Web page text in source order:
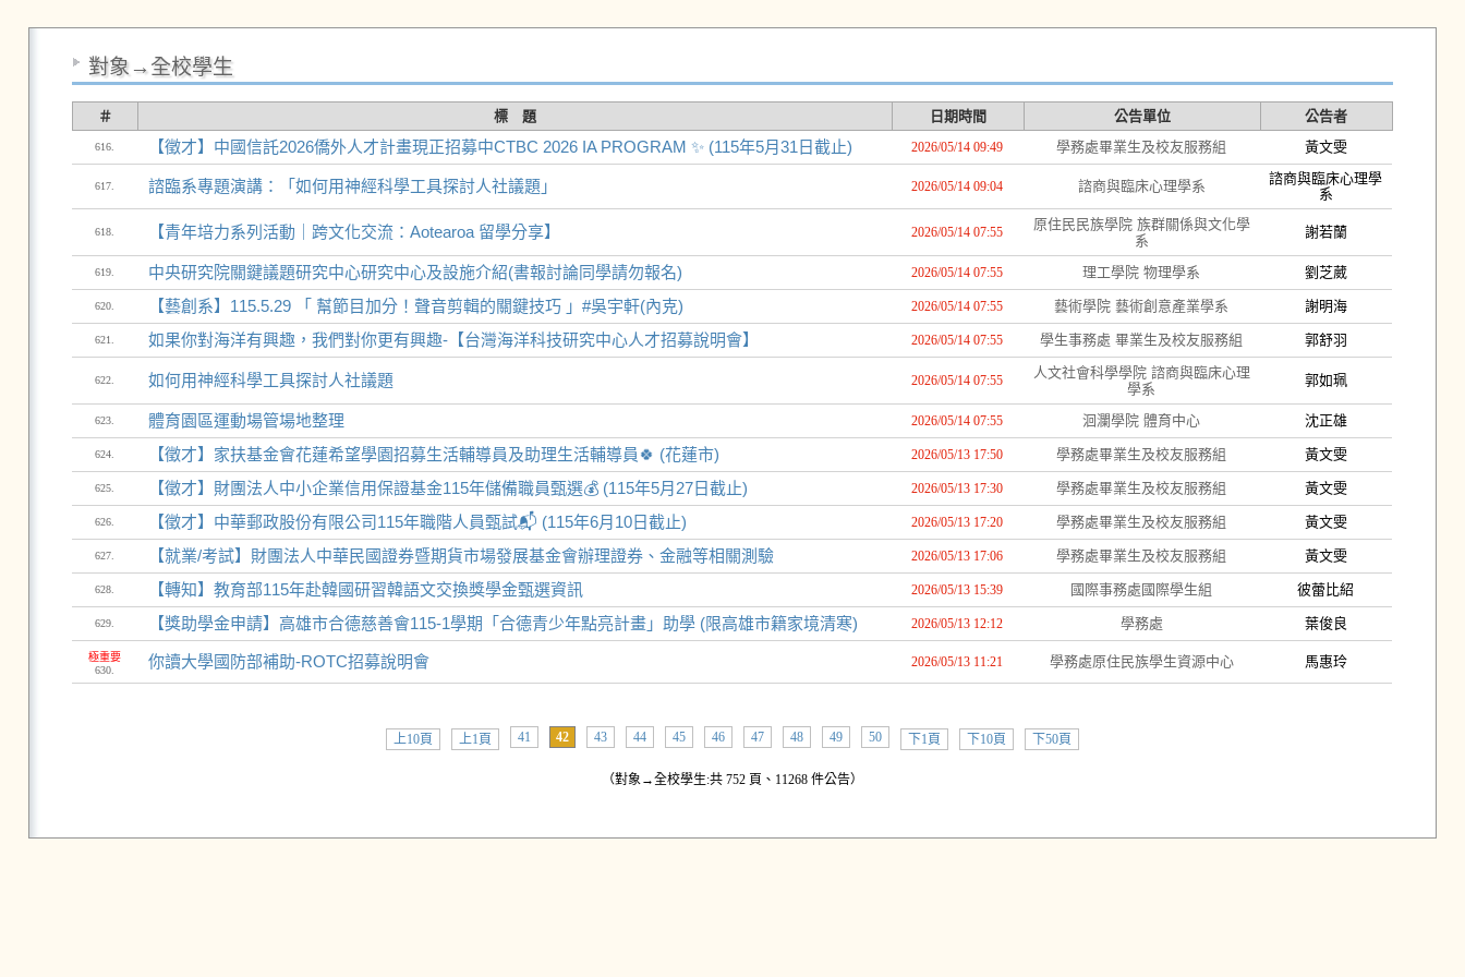
對象→全校學生
＃ 標 題 日期時間 公告單位 公告者
616. 【徵才】中國信託2026僑外人才計畫現正招募中CTBC 2026 IA PROGRAM ✨ (115年5月31日截止) 2026/05/14 09:49 學務處畢業生及校友服務組 黃文雯
617. 諮臨系專題演講：「如何用神經科學工具探討人社議題」 2026/05/14 09:04 諮商與臨床心理學系
諮商與臨床心理學
系
618. 【青年培力系列活動｜跨文化交流：Aotearoa 留學分享】 2026/05/14 07:55
原住民民族學院 族群關係與文化學
系
謝若蘭
619. 中央研究院關鍵議題研究中心研究中心及設施介紹(書報討論同學請勿報名) 2026/05/14 07:55 理工學院 物理學系 劉芝葳
620. 【藝創系】115.5.29 「 幫節目加分！聲音剪輯的關鍵技巧 」#吳宇軒(內克) 2026/05/14 07:55 藝術學院 藝術創意產業學系 謝明海
621. 如果你對海洋有興趣，我們對你更有興趣-【台灣海洋科技研究中心人才招募說明會】 2026/05/14 07:55 學生事務處 畢業生及校友服務組 郭舒羽
622. 如何用神經科學工具探討人社議題 2026/05/14 07:55
人文社會科學學院 諮商與臨床心理
學系
郭如珮
623. 體育園區運動場管場地整理 2026/05/14 07:55 洄瀾學院 體育中心 沈正雄
624. 【徵才】家扶基金會花蓮希望學園招募生活輔導員及助理生活輔導員🍀 (花蓮市) 2026/05/13 17:50 學務處畢業生及校友服務組 黃文雯
625. 【徵才】財團法人中小企業信用保證基金115年儲備職員甄選💰️ (115年5月27日截止) 2026/05/13 17:30 學務處畢業生及校友服務組 黃文雯
626. 【徵才】中華郵政股份有限公司115年職階人員甄試📬️ (115年6月10日截止) 2026/05/13 17:20 學務處畢業生及校友服務組 黃文雯
627. 【就業/考試】財團法人中華民國證券暨期貨市場發展基金會辦理證券、金融等相關測驗 2026/05/13 17:06 學務處畢業生及校友服務組 黃文雯
628. 【轉知】教育部115年赴韓國研習韓語文交換獎學金甄選資訊 2026/05/13 15:39 國際事務處國際學生組 彼蕾比紹
629. 【獎助學金申請】高雄市合德慈善會115-1學期「合德青少年點亮計畫」助學 (限高雄市籍家境清寒) 2026/05/13 12:12 學務處 葉俊良
極重要
630.
你讀大學國防部補助-ROTC招募說明會 2026/05/13 11:21 學務處原住民族學生資源中心 馬惠玲
上10頁 上1頁 41 42 43 44 45 46 47 48 49 50 下1頁 下10頁 下50頁
（對象→全校學生:共 752 頁、11268 件公告）